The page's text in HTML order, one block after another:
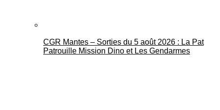
CGR Mantes – Sorties du 5 août 2026 : La Pat
Patrouille Mission Dino et Les Gendarmes